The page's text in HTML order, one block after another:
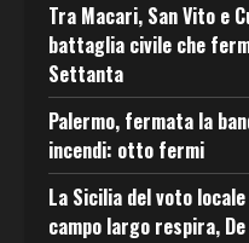
Tra Macari, San Vito e
battaglia civile che
Settanta
Palermo, fermata la
incendi: otto fermi
La Sicilia del voto
campo largo respira,